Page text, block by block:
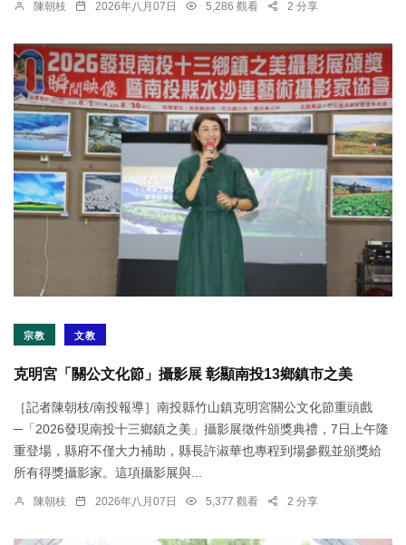
陳朝枝 2026年八月07日 5,286 觀看 2 分享
宗教 文教
克明宮「關公文化節」攝影展 彰顯南投13鄉鎮市之美
［記者陳朝枝/南投報導］南投縣竹山鎮克明宮關公文化節重頭戲
─「2026發現南投十三鄉鎮之美」攝影展徵件頒獎典禮，7日上午隆
重登場，縣府不僅大力補助，縣長許淑華也專程到場參觀並頒獎給
所有得獎攝影家。這項攝影展與...
陳朝枝 2026年八月07日 5,377 觀看 2 分享